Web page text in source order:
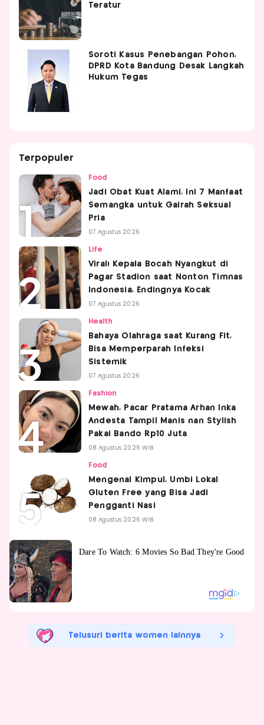
Teratur
Soroti Kasus Penebangan Pohon,
DPRD Kota Bandung Desak Langkah
Hukum Tegas
Terpopuler
Food
Jadi Obat Kuat Alami, Ini 7 Manfaat
Semangka untuk Gairah Seksual
Pria
07 Agustus 2026
Life
Viral! Kepala Bocah Nyangkut di
Pagar Stadion saat Nonton Timnas
Indonesia, Endingnya Kocak
07 Agustus 2026
Health
Bahaya Olahraga saat Kurang Fit,
Bisa Memperparah Infeksi
Sistemik
07 Agustus 2026
Fashion
Mewah, Pacar Pratama Arhan Inka
Andesta Tampil Manis nan Stylish
Pakai Bando Rp10 Juta
08 Agustus 2026 WIB
Food
Mengenal Kimpul, Umbi Lokal
Gluten Free yang Bisa Jadi
Pengganti Nasi
08 Agustus 2026 WIB
Telusuri berita women lainnya